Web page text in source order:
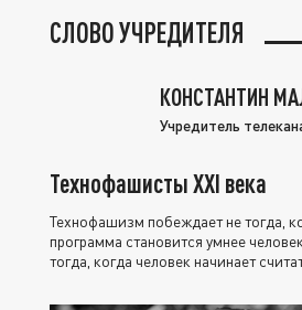
СЛОВО УЧРЕДИТЕЛЯ
КОНСТАНТИН
Учредитель
Технофашисты XXI века
Технофашизм побеждает не тогда,
программа становится умнее
тогда, когда человек начинает